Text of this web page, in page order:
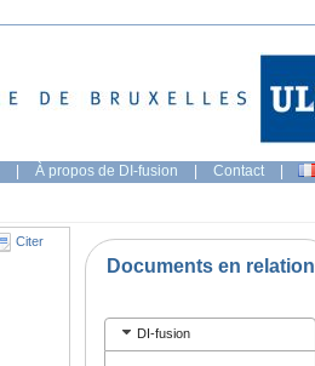
| À propos de DI-fusion | Contact |
Citer
Documents en relation
DI-fusion